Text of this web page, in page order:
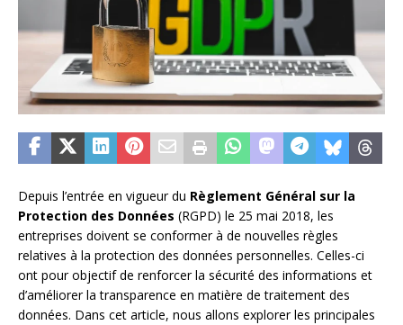
Depuis l’entrée en vigueur du Règlement Général sur la
Protection des Données (RGPD) le 25 mai 2018, les
entreprises doivent se conformer à de nouvelles règles
relatives à la protection des données personnelles. Celles-ci
ont pour objectif de renforcer la sécurité des informations et
d’améliorer la transparence en matière de traitement des
données. Dans cet article, nous allons explorer les principales